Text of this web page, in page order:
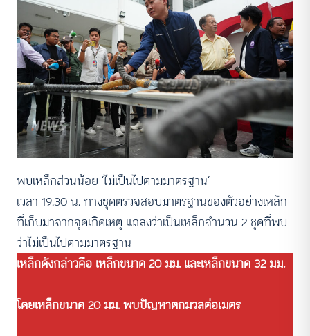
พบเหล็กส่วนน้อย ‘ไม่เป็นไปตามมาตรฐาน’
เวลา 19.30 น. ทางชุดตรวจสอบมาตรฐานของตัวอย่างเหล็ก
ที่เก็บมาจากจุดเกิดเหตุ แถลงว่าเป็นเหล็กจำนวน 2 ชุดที่พบ
ว่าไม่เป็นไปตามมาตรฐาน
เหล็กดังกล่าวคือ เหล็กขนาด 20 มม. และเหล็กขนาด 32 มม.
โดยเหล็กขนาด 20 มม. พบปัญหาตกมวลต่อเมตร